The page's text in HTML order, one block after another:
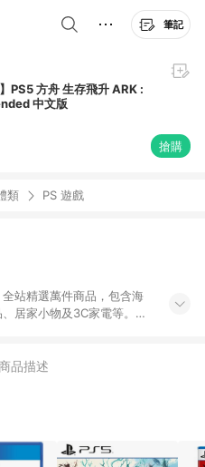
筆記
PS5 方舟 生存飛升 ARK :
Survival Ascended 中文版
搶購
類 PS 遊戲
站精選萬件商品，包含海
居家小物及3C家電等。全
。 ＊特定 iPhone17 將不
品描述